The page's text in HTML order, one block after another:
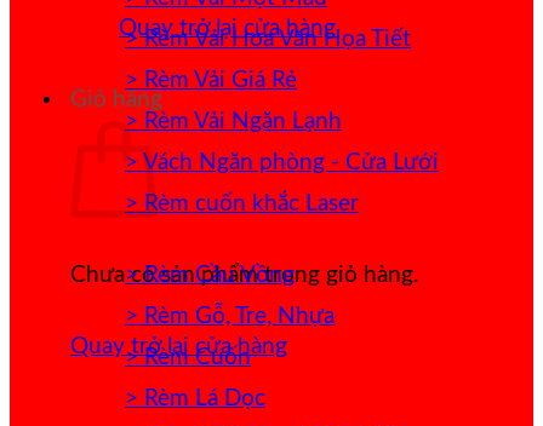
Quay trở lại cửa hàng
Giỏ hàng
Chưa có sản phẩm trong giỏ hàng.
Quay trở lại cửa hàng
> Rèm Vải Hoa Văn Họa Tiết
> Rèm Vải Giá Rẻ
> Rèm Vải Ngăn Lạnh
> Vách Ngăn phòng - Cửa Lưới
> Rèm cuốn khắc Laser
> Rèm Cầu Vồng
> Rèm Gỗ, Tre, Nhựa
> Rèm Cuốn
> Rèm Lá Dọc